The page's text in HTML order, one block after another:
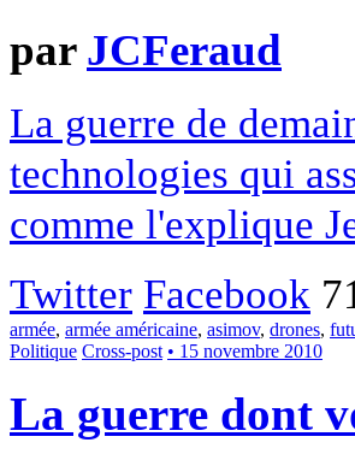
par JCFeraud
La guerre de
technologies qui
comme l'explique
Twitter Facebook
armée, armée américaine, asimov, drones,
Politique Cross-post • 15 novembre 2010
La guerre dont